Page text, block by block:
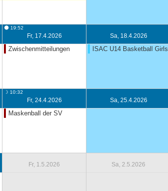
⚫ 19:52
Fr, 17.4.2026
Zwischenmitteilungen
Sa, 18.4.2026
ISAC U14 Basketball Girls
☽ 10:32
Fr, 24.4.2026
Maskenball der SV
Sa, 25.4.2026
Fr, 1.5.2026 Sa, 2.5.2026